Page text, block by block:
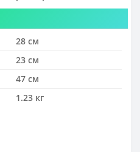
28 см
23 см
47 см
1.23 кг